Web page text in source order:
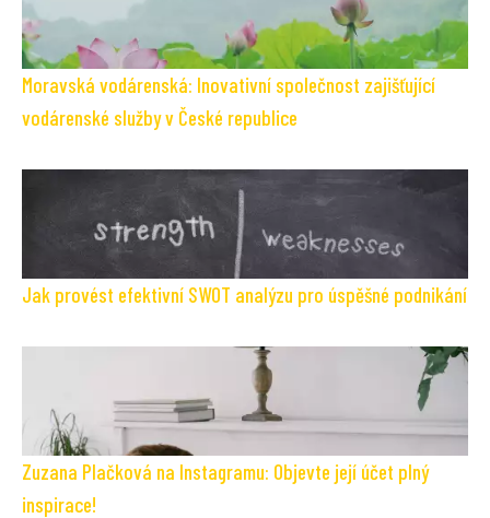
Moravská vodárenská: Inovativní společnost zajišťující
vodárenské služby v České republice
Jak provést efektivní SWOT analýzu pro úspěšné podnikání
Zuzana Plačková na Instagramu: Objevte její účet plný
inspirace!